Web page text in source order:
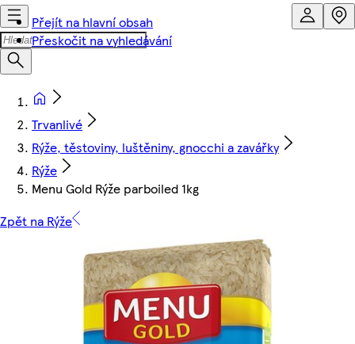
Přejít na hlavní obsah
Přeskočit na vyhledávání
Trvanlivé
Rýže, těstoviny, luštěniny, gnocchi a zavářky
Rýže
Menu Gold Rýže parboiled 1kg
Zpět na Rýže